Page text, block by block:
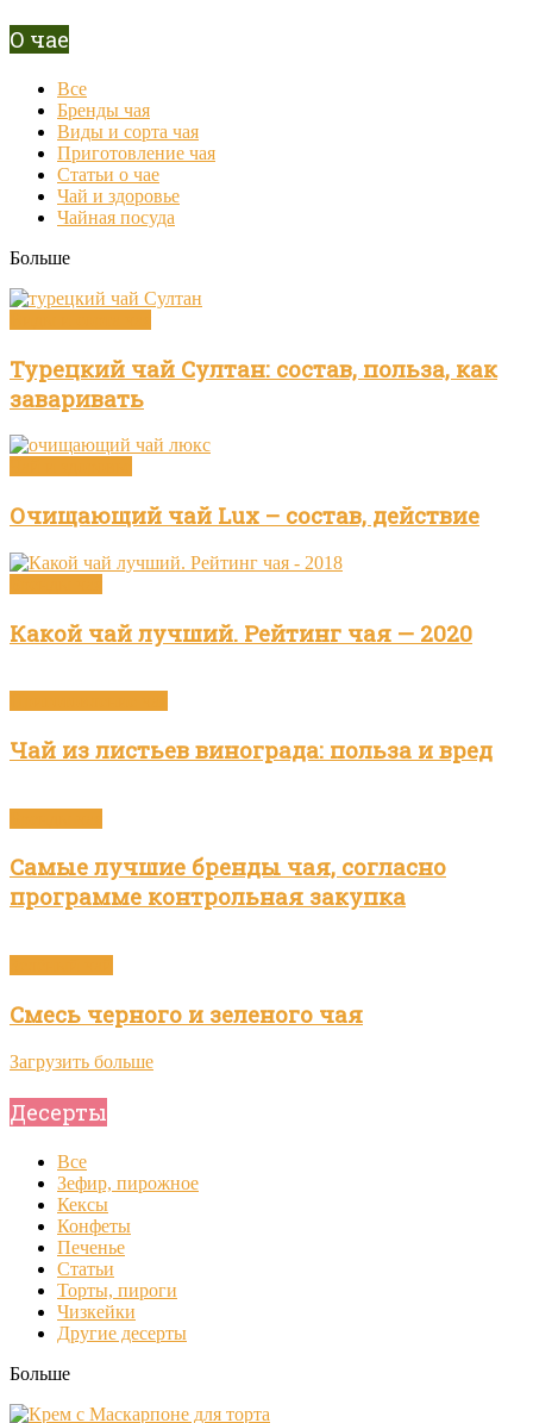
О чае
Все
Бренды чая
Виды и сорта чая
Приготовление чая
Статьи о чае
Чай и здоровье
Чайная посуда
Больше
Турецкий чай Султан: состав, польза, как
заваривать
Очищающий чай Lux – состав, действие
Какой чай лучший. Рейтинг чая — 2020
Чай из листьев винограда: польза и вред
Самые лучшие бренды чая, согласно
программе контрольная закупка
Смесь черного и зеленого чая
Загрузить больше
Десерты
Все
Зефир, пирожное
Кексы
Конфеты
Печенье
Статьи
Торты, пироги
Чизкейки
Другие десерты
Больше